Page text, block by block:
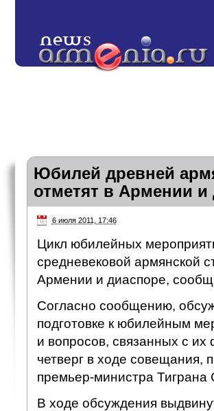
Юбилей древней
отметят в Армении и
6 июля 2011, 17:46
Цикл юбилейных
средневековой армянской
Армении и диаспоре,
Согласно сообщению,
подготовке к юбилейным
и вопросов, связанных с
четверг в ходе совещания,
премьер-министра Тиграна
В ходе обсуждения